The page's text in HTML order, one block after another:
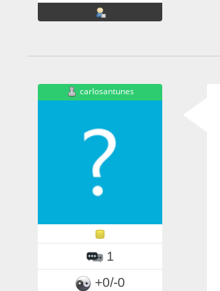
carlosantunes
1
+0/-0